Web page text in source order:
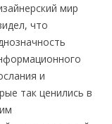
мир
что
и
так ценились в
м